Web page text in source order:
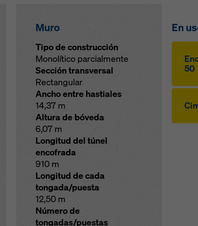
Muro
Tipo de construcción
Monolítico parcialmente
Sección transversal
Rectangular
Ancho entre hastiales
14,37 m
Altura de bóveda
6,07 m
Longitud del túnel
encofrada
910 m
Longitud de cada
tongada/puesta
12,50 m
Número de
tongadas/puestas
En
50